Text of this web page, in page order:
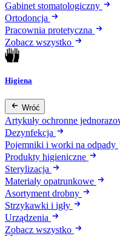
Gabinet stomatologiczny
Ortodoncja
Pracownia protetyczna
Zobacz wszystko
Higiena
Wróć
Artykuły ochronne
Dezynfekcja
Pojemniki i worki na odpady
Produkty higieniczne
Sterylizacja
Materiały opatrunkowe
Asortyment drobny
Strzykawki i igły
Urządzenia
Zobacz wszystko